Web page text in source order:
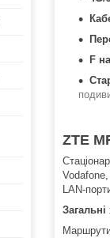
F
ZTE
LAN-
Загальні